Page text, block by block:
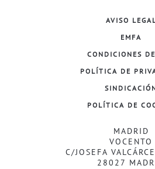
AVISO
EMFA
CONDICIONES
POLÍTICA DE
POLÍTICA DE
MADRID
VOCENTO
C/JOSEFA
28027